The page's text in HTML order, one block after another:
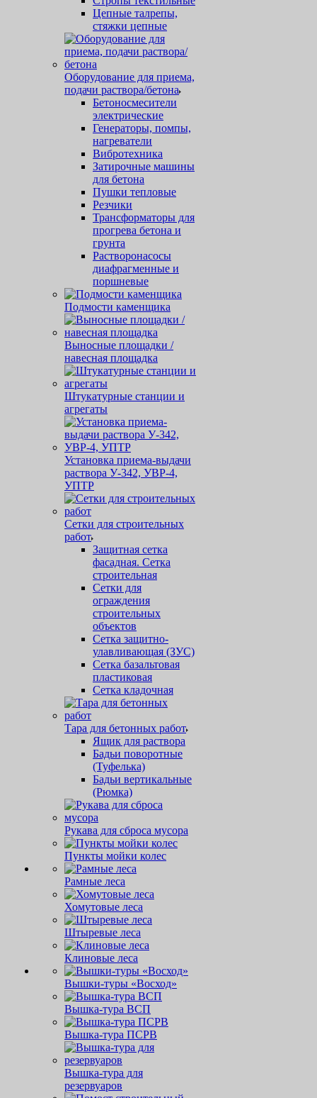
Цепные талрепы,
стяжки цепные
Оборудование для приема,
подачи раствора/бетона
Бетоносмесители
электрические
Генераторы, помпы,
нагреватели
Вибротехника
Затирочные машины
для бетона
Пушки тепловые
Резчики
Трансформаторы для
прогрева бетона и
грунта
Растворонасосы
диафрагменные и
поршневые
Подмости каменщика
Выносные площадки /
навесная площадка
Штукатурные станции и
агрегаты
Установка приема-выдачи
раствора У-342, УВР-4,
УПТР
Сетки для строительных
работ
Защитная cетка
фасадная. Сетка
строительная
Сетки для
ограждения
строительных
объектов
Сетка защитно-
улавливающая (ЗУС)
Сетка базальтовая
пластиковая
Сетка кладочная
Тара для бетонных работ
Ящик для раствора
Бадьи поворотные
(Туфелька)
Бадьи вертикальные
(Рюмка)
Рукава для сброса мусора
Пункты мойки колес
Рамные леса
Хомутовые леса
Штыревые леса
Клиновые леса
Вышки-туры «Восход»
Вышка-тура ВСП
Вышка-тура ПСРВ
Вышка-тура для
резервуаров